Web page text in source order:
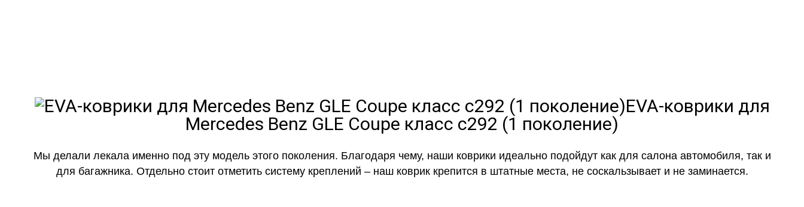
EVA-коврики для
Mercedes Benz GLE Coupe класс c292 (1 поколение)
Мы делали лекала именно под эту модель этого поколения. Благодаря чему, наши коврики идеально подойдут как для салона автомобиля, так и
для багажника. Отдельно стоит отметить систему креплений – наш коврик крепится в штатные места, не соскальзывает и не заминается.